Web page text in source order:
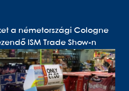
a németországi Cologne
ISM Trade Show-n